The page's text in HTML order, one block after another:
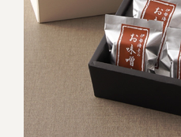
オンライン通販
(造り/焼物/蒸し/ボイ
弁当宅配・仕出し
お造り（お刺身）
焼物
蒸し
全ての商品を見る
ごちそう重
還暦重
おせち
全ての商品を見る
生おせち
海鮮鍋
海鮮ＢＢＱ